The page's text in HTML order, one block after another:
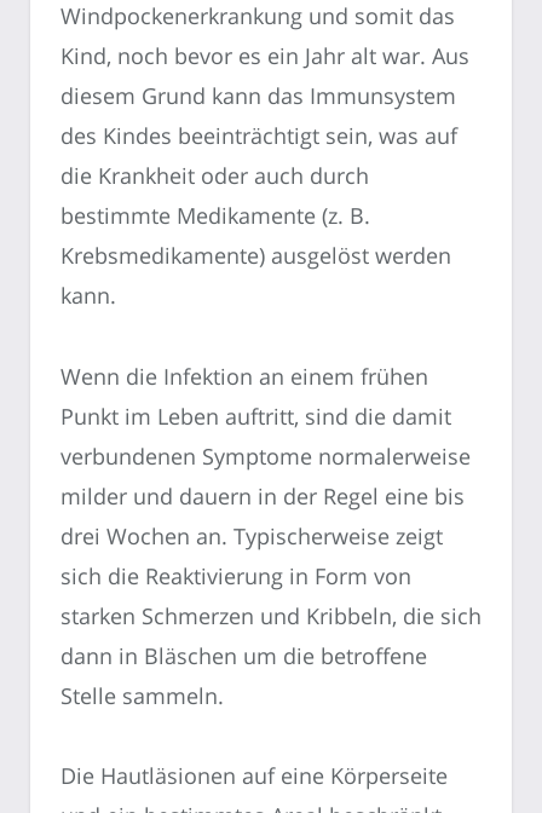
Windpockenerkrankung und somit das
Kind, noch bevor es ein Jahr alt war. Aus
diesem Grund kann das Immunsystem
des Kindes beeinträchtigt sein, was auf
die Krankheit oder auch durch
bestimmte Medikamente (z. B.
Krebsmedikamente) ausgelöst werden
kann.
Wenn die Infektion an einem frühen
Punkt im Leben auftritt, sind die damit
verbundenen Symptome normalerweise
milder und dauern in der Regel eine bis
drei Wochen an. Typischerweise zeigt
sich die Reaktivierung in Form von
starken Schmerzen und Kribbeln, die sich
dann in Bläschen um die betroffene
Stelle sammeln.
Die Hautläsionen auf eine Körperseite